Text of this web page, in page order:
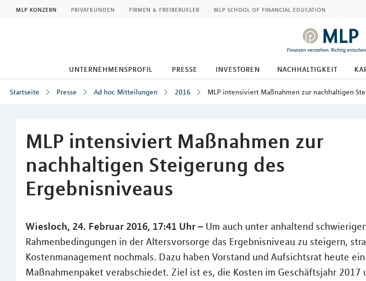
mlp konzern privatkunden firmen & freiberufler mlp school of financial education
unternehmensprofil presse investoren nachhaltigkeit
Startseite Presse Ad hoc Mitteilungen 2016 MLP intensiviert Maßnahmen zur nachhaltigen
MLP intensiviert Maßnahmen zur
nachhaltigen Steigerung des
Ergebnisniveaus
Wiesloch, 24. Februar 2016, 17:41 Uhr – Um auch unter anhaltend
Rahmenbedingungen in der Altersvorsorge das Ergebnisniveau zu steigern,
Kostenmanagement nochmals. Dazu haben Vorstand und Aufsichtsrat heute ein
Maßnahmenpaket verabschiedet. Ziel ist es, die Kosten im Geschäftsjahr 2017